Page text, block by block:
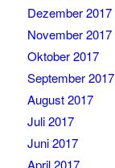
Dezember 2017
November 2017
Oktober 2017
September 2017
August 2017
Juli 2017
Juni 2017
April 2017